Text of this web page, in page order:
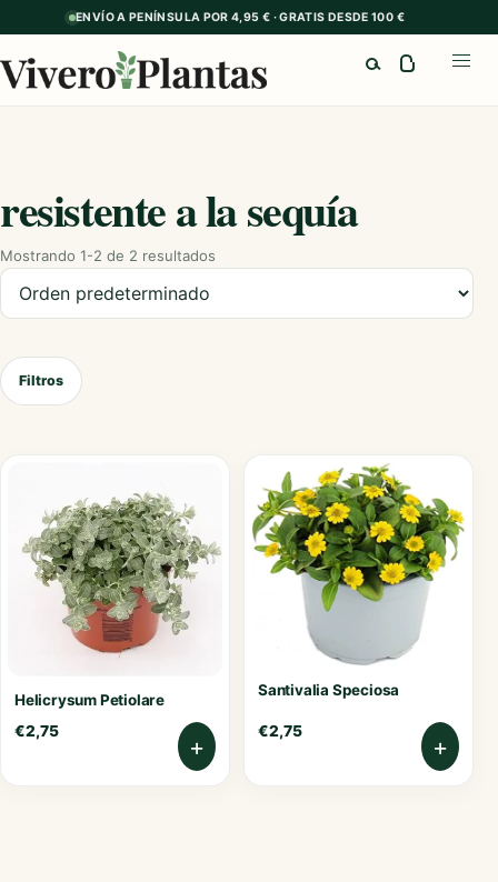
ENVÍO A PENÍNSULA POR 4,95 € · GRATIS DESDE 100 €
resistente a la sequía
Mostrando 1-2 de 2 resultados
Ordenar productos
Filtros
Helicrysum Petiolare
€2,75
+
Santivalia Speciosa
€2,75
+